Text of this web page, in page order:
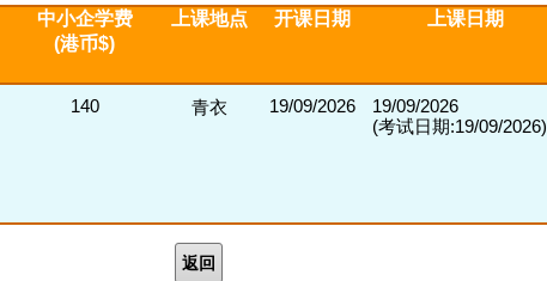
中小企学费
(港币$)
上课地点 开课日期 上课日期
140 青衣 19/09/2026
19/09/2026
(考试日期:19/09/2026)
返回